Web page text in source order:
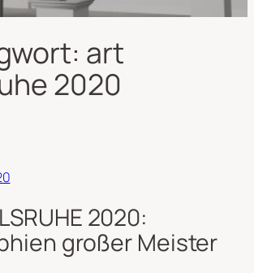
art
2020
2020:
großer Meister